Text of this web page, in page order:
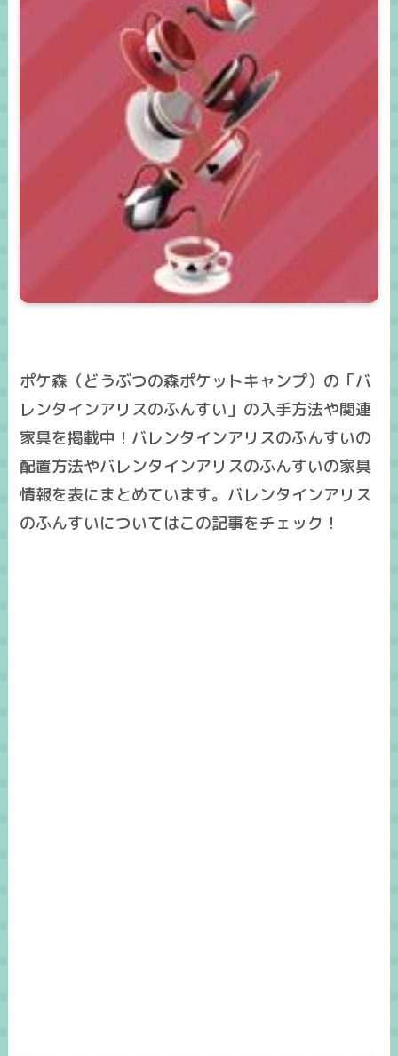
ポケ森（どうぶつの森ポケットキャンプ）の「バ
レンタインアリスのふんすい」の入手方法や関連
家具を掲載中！バレンタインアリスのふんすいの
配置方法やバレンタインアリスのふんすいの家具
情報を表にまとめています。バレンタインアリス
のふんすいについてはこの記事をチェック！